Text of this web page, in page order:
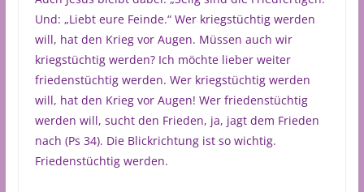
Und: „Liebt eure Feinde.“ Wer kriegstüchtig werden
will, hat den Krieg vor Augen. Müssen auch wir
kriegstüchtig werden? Ich möchte lieber weiter
friedenstüchtig werden. Wer kriegstüchtig werden
will, hat den Krieg vor Augen! Wer friedenstüchtig
werden will, sucht den Frieden, ja, jagt dem Frieden
nach (Ps 34). Die Blickrichtung ist so wichtig.
Friedenstüchtig werden.